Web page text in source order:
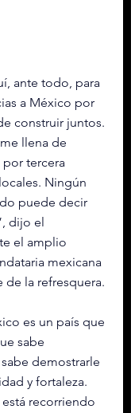
ante todo, para
a México por
construir juntos.
llena de
tercera
Ningún
puede decir
dijo el
el amplio
mexicana
de la refresquera.
es un país que
sabe
demostrarle
y fortaleza.
recorriendo